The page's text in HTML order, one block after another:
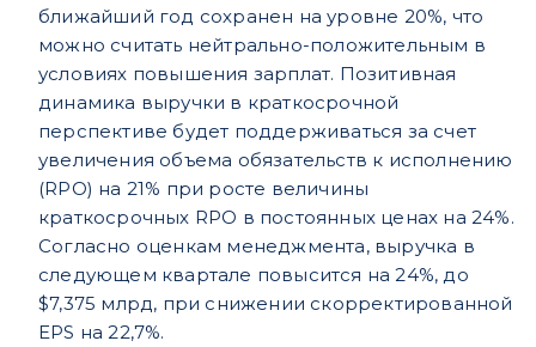
ближайший год сохранен на уровне 20%, что
можно считать нейтрально-положительным в
условиях повышения зарплат. Позитивная
динамика выручки в краткосрочной
перспективе будет поддерживаться за счет
увеличения объема обязательств к исполнению
(RPO) на 21% при росте величины
краткосрочных RPO в постоянных ценах на 24%.
Согласно оценкам менеджмента, выручка в
следующем квартале повысится на 24%, до
$7,375 млрд, при снижении скорректированной
EPS на 22,7%.